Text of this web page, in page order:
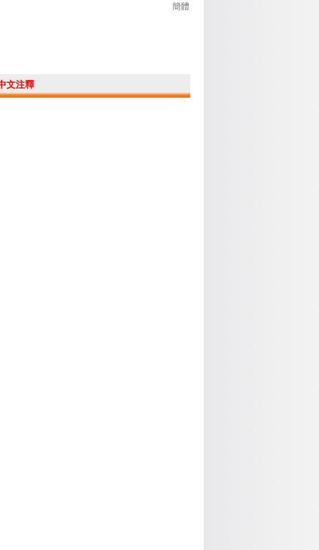
簡體
文注釋